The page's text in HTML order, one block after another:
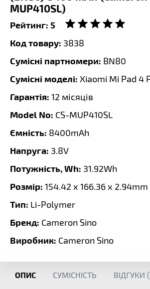
MUP410SL)
Рейтинг: 5
Код товару: 3838
Сумісні партномери: BN80
Сумісні моделі: Xiaomi Mi Pad 4
Гарантія: 12 місяців
Model No: CS-MUP410SL
Ємність: 8400mAh
Напруга: 3.8V
Потужність, Wh: 31.92Wh
Розмір: 154.42 x 166.36 x 2.94mm
Тип: Li-Polymer
Бренд: Cameron Sino
Виробник: Cameron Sino
ОПИС СУМІСНІСТЬ ВІДГУКИ (